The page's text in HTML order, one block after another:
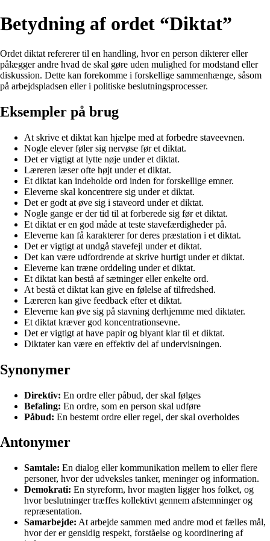
Betydning af ordet “Diktat”
Ordet diktat refererer til en handling, hvor en person dikterer eller
pålægger andre hvad de skal gøre uden mulighed for modstand eller
diskussion. Dette kan forekomme i forskellige sammenhænge, såsom
på arbejdspladsen eller i politiske beslutningsprocesser.
Eksempler på brug
At skrive et diktat kan hjælpe med at forbedre staveevnen.
Nogle elever føler sig nervøse før et diktat.
Det er vigtigt at lytte nøje under et diktat.
Læreren læser ofte højt under et diktat.
Et diktat kan indeholde ord inden for forskellige emner.
Eleverne skal koncentrere sig under et diktat.
Det er godt at øve sig i staveord under et diktat.
Nogle gange er der tid til at forberede sig før et diktat.
Et diktat er en god måde at teste stavefærdigheder på.
Eleverne kan få karakterer for deres præstation i et diktat.
Det er vigtigt at undgå stavefejl under et diktat.
Det kan være udfordrende at skrive hurtigt under et diktat.
Eleverne kan træne orddeling under et diktat.
Et diktat kan bestå af sætninger eller enkelte ord.
At bestå et diktat kan give en følelse af tilfredshed.
Læreren kan give feedback efter et diktat.
Eleverne kan øve sig på stavning derhjemme med diktater.
Et diktat kræver god koncentrationsevne.
Det er vigtigt at have papir og blyant klar til et diktat.
Diktater kan være en effektiv del af undervisningen.
Synonymer
Direktiv: En ordre eller påbud, der skal følges
Befaling: En ordre, som en person skal udføre
Påbud: En bestemt ordre eller regel, der skal overholdes
Antonymer
Samtale: En dialog eller kommunikation mellem to eller flere
personer, hvor der udveksles tanker, meninger og information.
Demokrati: En styreform, hvor magten ligger hos folket, og
hvor beslutninger træffes kollektivt gennem afstemninger og
repræsentation.
Samarbejde: At arbejde sammen med andre mod et fælles mål,
hvor der er gensidig respekt, forståelse og koordinering af